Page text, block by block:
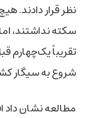
نظر قرار دادند.
شروع به سیگار